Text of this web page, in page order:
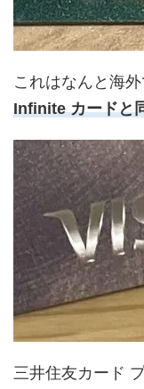
これはなんと海
Infinite カードと
三井住友カード